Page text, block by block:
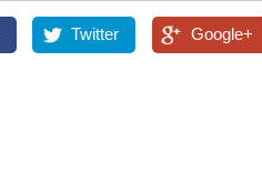
Twitter Google+